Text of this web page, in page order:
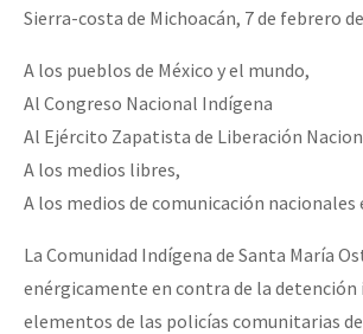
Sierra-costa de Michoacán, 7 de febrero
A los pueblos de México y el mundo,
Al Congreso Nacional Indígena
Al Ejército Zapatista de Liberación
A los medios libres,
A los medios de comunicación
La Comunidad Indígena de Santa María
enérgicamente en contra de la detención
elementos de las policías comunitarias de